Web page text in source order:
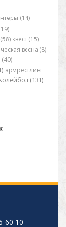
(14)
квест (15)
весна (8)
(40)
армрестлинг
(131)
60-10